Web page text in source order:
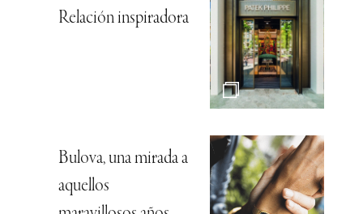
Relación inspiradora
Bulova, una mirada a
aquellos